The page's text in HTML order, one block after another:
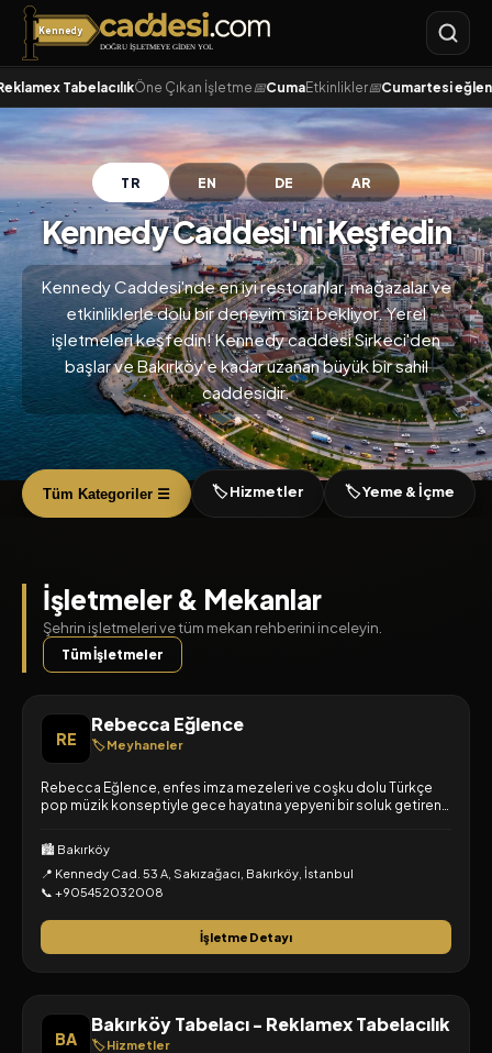
Kennedy
Kennedy
TabelacılıkÖne Çıkan İşletme📅CumaEtkinlikler 📅Cumartesi
TR EN DE AR
Kennedy Caddesi'ni Keşfedin
Kennedy Caddesi'nde en iyi restoranlar, mağazalar ve
etkinliklerle dolu bir deneyim sizi bekliyor. Yerel
işletmeleri keşfedin! Kennedy caddesi Sirkeci'den
başlar ve Bakırköy'e kadar uzanan büyük bir sahil
caddesidir.
Tüm Kategoriler ☰ 🏷️ Hizmetler 🏷️ Yeme & İçme
İşletmeler & Mekanlar
Şehrin işletmeleri ve tüm mekan rehberini inceleyin.
Tüm İşletmeler
RE
Rebecca Eğlence
🏷️ Meyhaneler
Rebecca Eğlence, enfes imza mezeleri ve coşku dolu Türkçe
pop müzik konseptiyle gece hayatına yepyeni bir soluk getiren,
🏙️ Bakırköy
📍 Kennedy Cad. 53 A, Sakızağacı, Bakırköy, İstanbul
📞 +905452032008
İşletme Detayı
BA
Bakırköy Tabelacı - Reklamex Tabelacılık
🏷️ Hizmetler